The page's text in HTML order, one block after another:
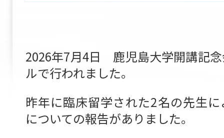
2026年7月4日 鹿児島大学開講記
ルで行われました。
昨年に臨床留学された2名の先生
についての報告がありました。